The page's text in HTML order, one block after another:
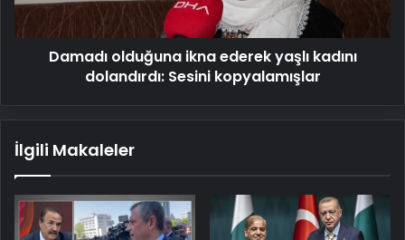
Sesini
kopyalamışlar
Damadı olduğuna ikna ederek yaşlı kadını
dolandırdı: Sesini kopyalamışlar
İlgili Makaleler